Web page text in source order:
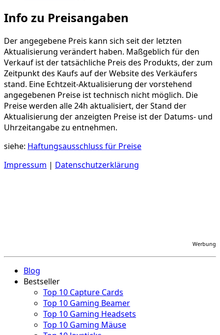
Info zu Preisangaben
Der angegebene Preis kann sich seit der letzten
Aktualisierung verändert haben. Maßgeblich für den
Verkauf ist der tatsächliche Preis des Produkts, der zum
Zeitpunkt des Kaufs auf der Website des Verkäufers
stand. Eine Echtzeit-Aktualisierung der vorstehend
angegebenen Preise ist technisch nicht möglich. Die
Preise werden alle 24h aktualisiert, der Stand der
Aktualisierung der anzeigten Preise ist der Datums- und
Uhrzeitangabe zu entnehmen.
siehe: Haftungsausschluss für Preise
Impressum | Datenschutzerklärung
Werbung
Blog
Bestseller
Top 10 Capture Cards
Top 10 Gaming Beamer
Top 10 Gaming Headsets
Top 10 Gaming Mäuse